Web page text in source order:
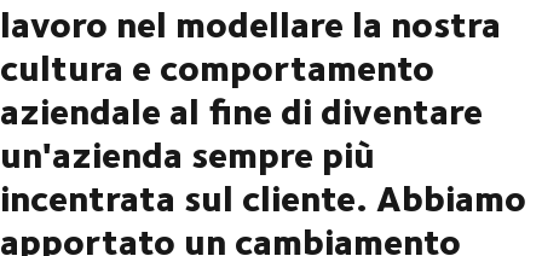
lavoro nel modellare la nostra
cultura e comportamento
aziendale al fine di diventare
un'azienda sempre più
incentrata sul cliente. Abbiamo
apportato un cambiamento